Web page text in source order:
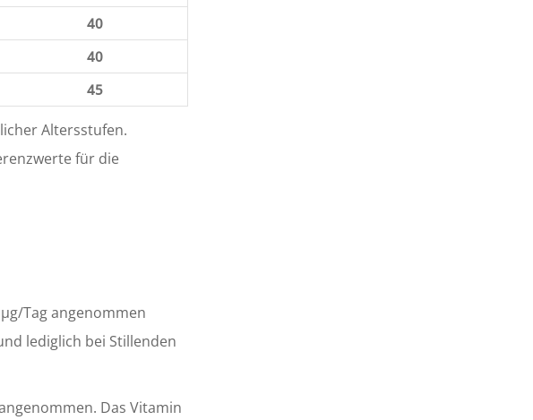
40
40
45
Altersstufen.
für die
Tag angenommen
lediglich bei Stillenden
Das Vitamin